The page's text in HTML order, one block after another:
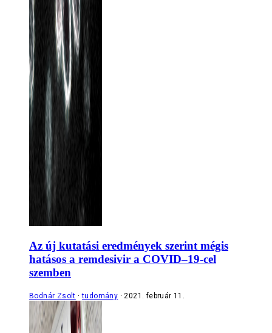
Az új kutatási eredmények szerint mégis
hatásos a remdesivir a COVID–19-cel
szemben
Bodnár Zsolt tudomány 2021. február 11.